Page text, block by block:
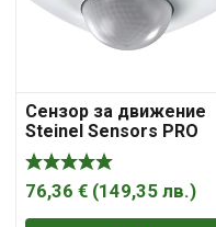
Сензор за движение
Steinel Sensors PRO
инфрачервен външен
2000W, 180°, 20м, бял IS
345
76,36 € (149,35 лв.)